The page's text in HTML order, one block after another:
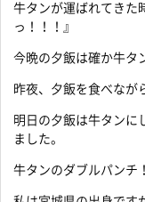
牛タンが運ばれてきた
っ！！！』
今晩の夕飯は確か牛タ
昨夜、夕飯を食べなが
明日の夕飯は牛タンに
ました。
牛タンのダブルパンチ